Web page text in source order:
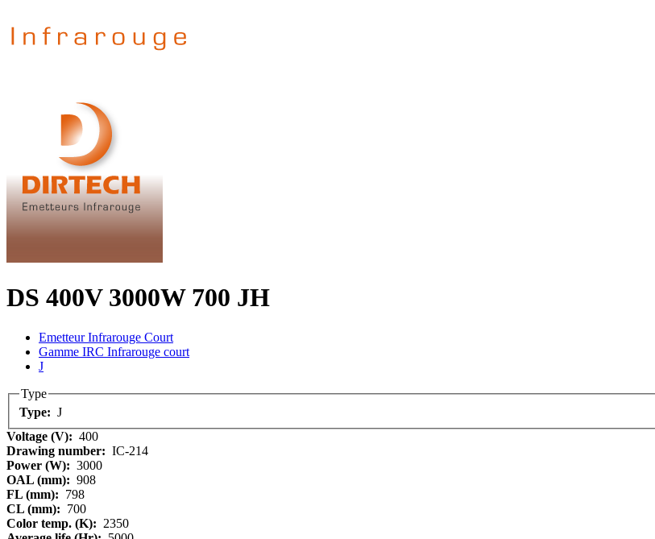
DS 400V 3000W 700 JH
Emetteur Infrarouge Court
Gamme IRC Infrarouge court
J
Type
Type: J
Voltage (V): 400
Drawing number: IC-214
Power (W): 3000
OAL (mm): 908
FL (mm): 798
CL (mm): 700
Color temp. (K): 2350